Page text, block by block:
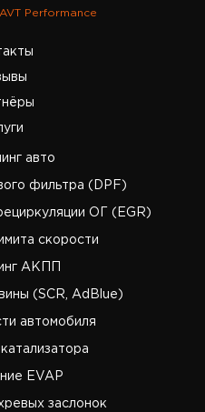
AVT Performance
авто
фильтра (DPF)
ОГ (EGR)
скорости
АКПП
(SCR, AdBlue)
автомобиля
EVAP
заслонок